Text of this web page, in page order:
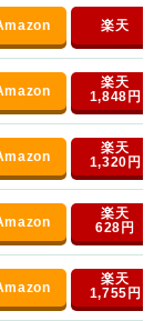
1,848円
1,320円
628円
1,755円